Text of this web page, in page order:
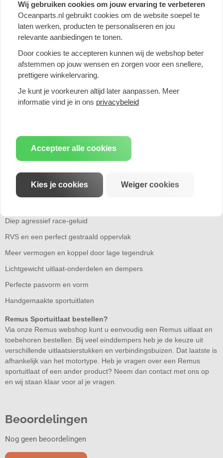
productomschrijving zijn te vinden. Remus Sportuitlaten worden
met de hand gemaakt in Oostenrijk, hebben een perfect gestraald
oppervlak, lichtgewicht uitlaat-constructie, perfecte pasvorm en
minder tegendruk in de uitlaat waardoor er meer vermogen en
koppel vrij komt.
Remus EG goedkeuring
toegestaan voor de openbare weg. Bij het bestellen van een EG
goedgekeurde sportuitlaat krijg je een QR-code bijgeleverd
duidelijk omschreven in de productomschrijving.
Remus garantie
en producten.
Waarom kiezen voor een Remus Sportuitlaat?
Diep agressief race-geluid
RVS en een perfect gestraald oppervlak
Meer vermogen en koppel door lage tegendruk
Lichtgewicht uitlaat-onderdelen en dempers
Perfecte pasvorm en vorm
Handgemaakte sportuitlaten
Remus Sportuitlaat bestellen?
Via onze Remus webshop kunt u eenvoudig een Remus uitlaat en
toebehoren bestellen. Bij veel einddempers heb je de keuze uit
verschillende uitlaatsierstukken en verbindingsbuizen. Dat laatste is
afhankelijk van het motortype. Heb je vragen over een Remus
sportuitlaat of een ander product? Neem dan contact met ons op
en wij staan klaar voor al je vragen.
Beoordelingen
Nog geen beoordelingen
Wij gebruiken cookies om jouw ervaring te verbeteren
Oceanparts.nl gebruikt cookies om de website soepel te
laten werken, producten te personaliseren en jou
relevante aanbiedingen te tonen.
Door cookies te accepteren kunnen wij de webshop beter
afstemmen op jouw wensen en zorgen voor een snellere,
prettigere winkelervaring.
Je kunt je voorkeuren altijd later aanpassen. Meer
informatie vind je in ons privacybeleid
Accepteer alle cookies
Kies je cookies Weiger cookies